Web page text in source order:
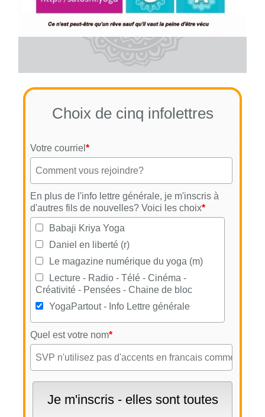
Choix de cinq infolettres
Votre courriel *
En plus de l'info lettre générale, je m'inscris à
d'autres fils de nouvelles? Voici les choix*
Babaji Kriya Yoga
Daniel en liberté (r)
Le magazine numérique du yoga (m)
Lecture - Radio - Télé - Cinéma -
Créativité - Pensées - Chaine de bloc
YogaPartout - Info Lettre générale
Quel est votre nom*